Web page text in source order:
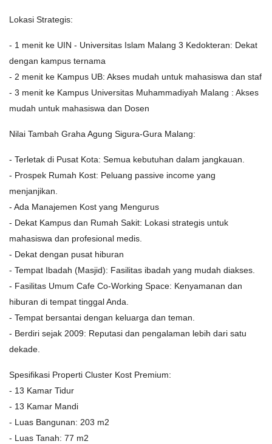
Lokasi Strategis:
- 1 menit ke UIN - Universitas Islam Malang 3 Kedokteran: Dekat
dengan kampus ternama
- 2 menit ke Kampus UB: Akses mudah untuk mahasiswa dan staf
- 3 menit ke Kampus Universitas Muhammadiyah Malang : Akses
mudah untuk mahasiswa dan Dosen
Nilai Tambah Graha Agung Sigura-Gura Malang:
- Terletak di Pusat Kota: Semua kebutuhan dalam jangkauan.
- Prospek Rumah Kost: Peluang passive income yang
menjanjikan.
- Ada Manajemen Kost yang Mengurus
- Dekat Kampus dan Rumah Sakit: Lokasi strategis untuk
mahasiswa dan profesional medis.
- Dekat dengan pusat hiburan
- Tempat Ibadah (Masjid): Fasilitas ibadah yang mudah diakses.
- Fasilitas Umum Cafe Co-Working Space: Kenyamanan dan
hiburan di tempat tinggal Anda.
- Tempat bersantai dengan keluarga dan teman.
- Berdiri sejak 2009: Reputasi dan pengalaman lebih dari satu
dekade.
Spesifikasi Properti Cluster Kost Premium:
- 13 Kamar Tidur
- 13 Kamar Mandi
- Luas Bangunan: 203 m2
- Luas Tanah: 77 m2